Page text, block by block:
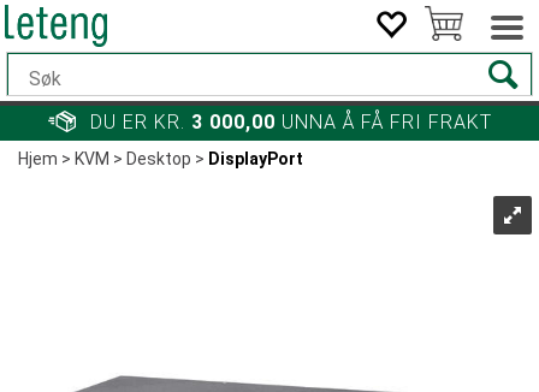
DU ER KR. 3 000,00 UNNA Å FÅ FRI FRAKT
Hjem>KVM>Desktop> DisplayPort